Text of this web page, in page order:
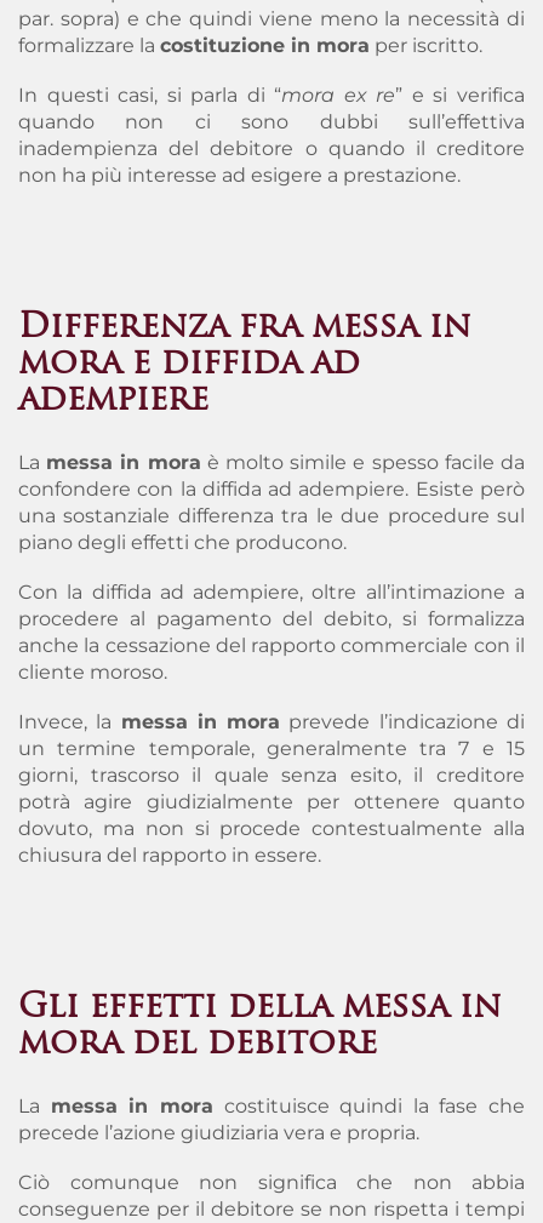
par. sopra) e che quindi viene meno la necessità di
formalizzare la costituzione in mora per iscritto.
In questi casi, si parla di “mora ex re” e si verifica
quando non ci sono dubbi sull’effettiva
inadempienza del debitore o quando il creditore
non ha più interesse ad esigere a prestazione.
Differenza fra messa in
mora e diffida ad
adempiere
La messa in mora è molto simile e spesso facile da
confondere con la diffida ad adempiere. Esiste però
una sostanziale differenza tra le due procedure sul
piano degli effetti che producono.
Con la diffida ad adempiere, oltre all’intimazione a
procedere al pagamento del debito, si formalizza
anche la cessazione del rapporto commerciale con il
cliente moroso.
Invece, la messa in mora prevede l’indicazione di
un termine temporale, generalmente tra 7 e 15
giorni, trascorso il quale senza esito, il creditore
potrà agire giudizialmente per ottenere quanto
dovuto, ma non si procede contestualmente alla
chiusura del rapporto in essere.
Gli effetti della messa in
mora del debitore
La messa in mora costituisce quindi la fase che
precede l’azione giudiziaria vera e propria.
Ciò comunque non significa che non abbia
conseguenze per il debitore se non rispetta i tempi